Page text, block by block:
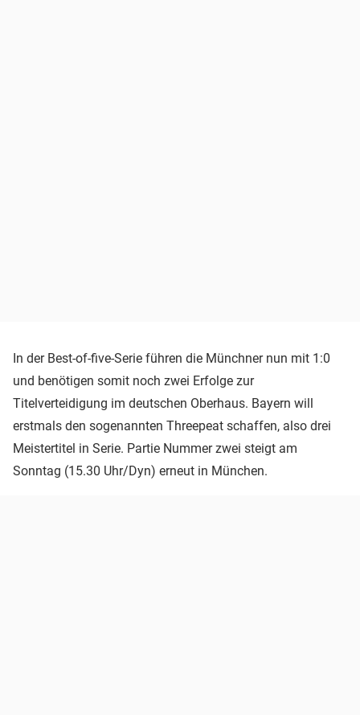
In der Best-of-five-Serie führen die Münchner nun mit 1:0
und benötigen somit noch zwei Erfolge zur
Titelverteidigung im deutschen Oberhaus. Bayern will
erstmals den sogenannten Threepeat schaffen, also drei
Meistertitel in Serie. Partie Nummer zwei steigt am
Sonntag (15.30 Uhr/Dyn) erneut in München.